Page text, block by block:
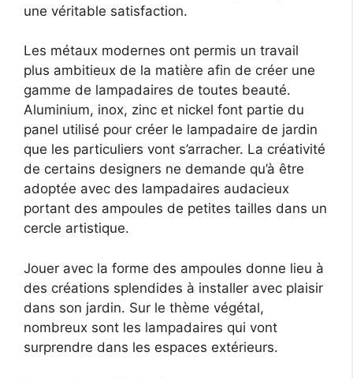
une véritable satisfaction.
Les métaux modernes ont permis un travail
plus ambitieux de la matière afin de créer une
gamme de lampadaires de toutes beauté.
Aluminium, inox, zinc et nickel font partie du
panel utilisé pour créer le lampadaire de jardin
que les particuliers vont s’arracher. La créativité
de certains designers ne demande qu’à être
adoptée avec des lampadaires audacieux
portant des ampoules de petites tailles dans un
cercle artistique.
Jouer avec la forme des ampoules donne lieu à
des créations splendides à installer avec plaisir
dans son jardin. Sur le thème végétal,
nombreux sont les lampadaires qui vont
surprendre dans les espaces extérieurs.